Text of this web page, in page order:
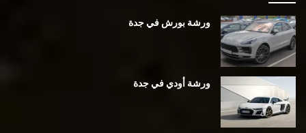
ورشة بورش في جدة
ورشة أودي في جدة